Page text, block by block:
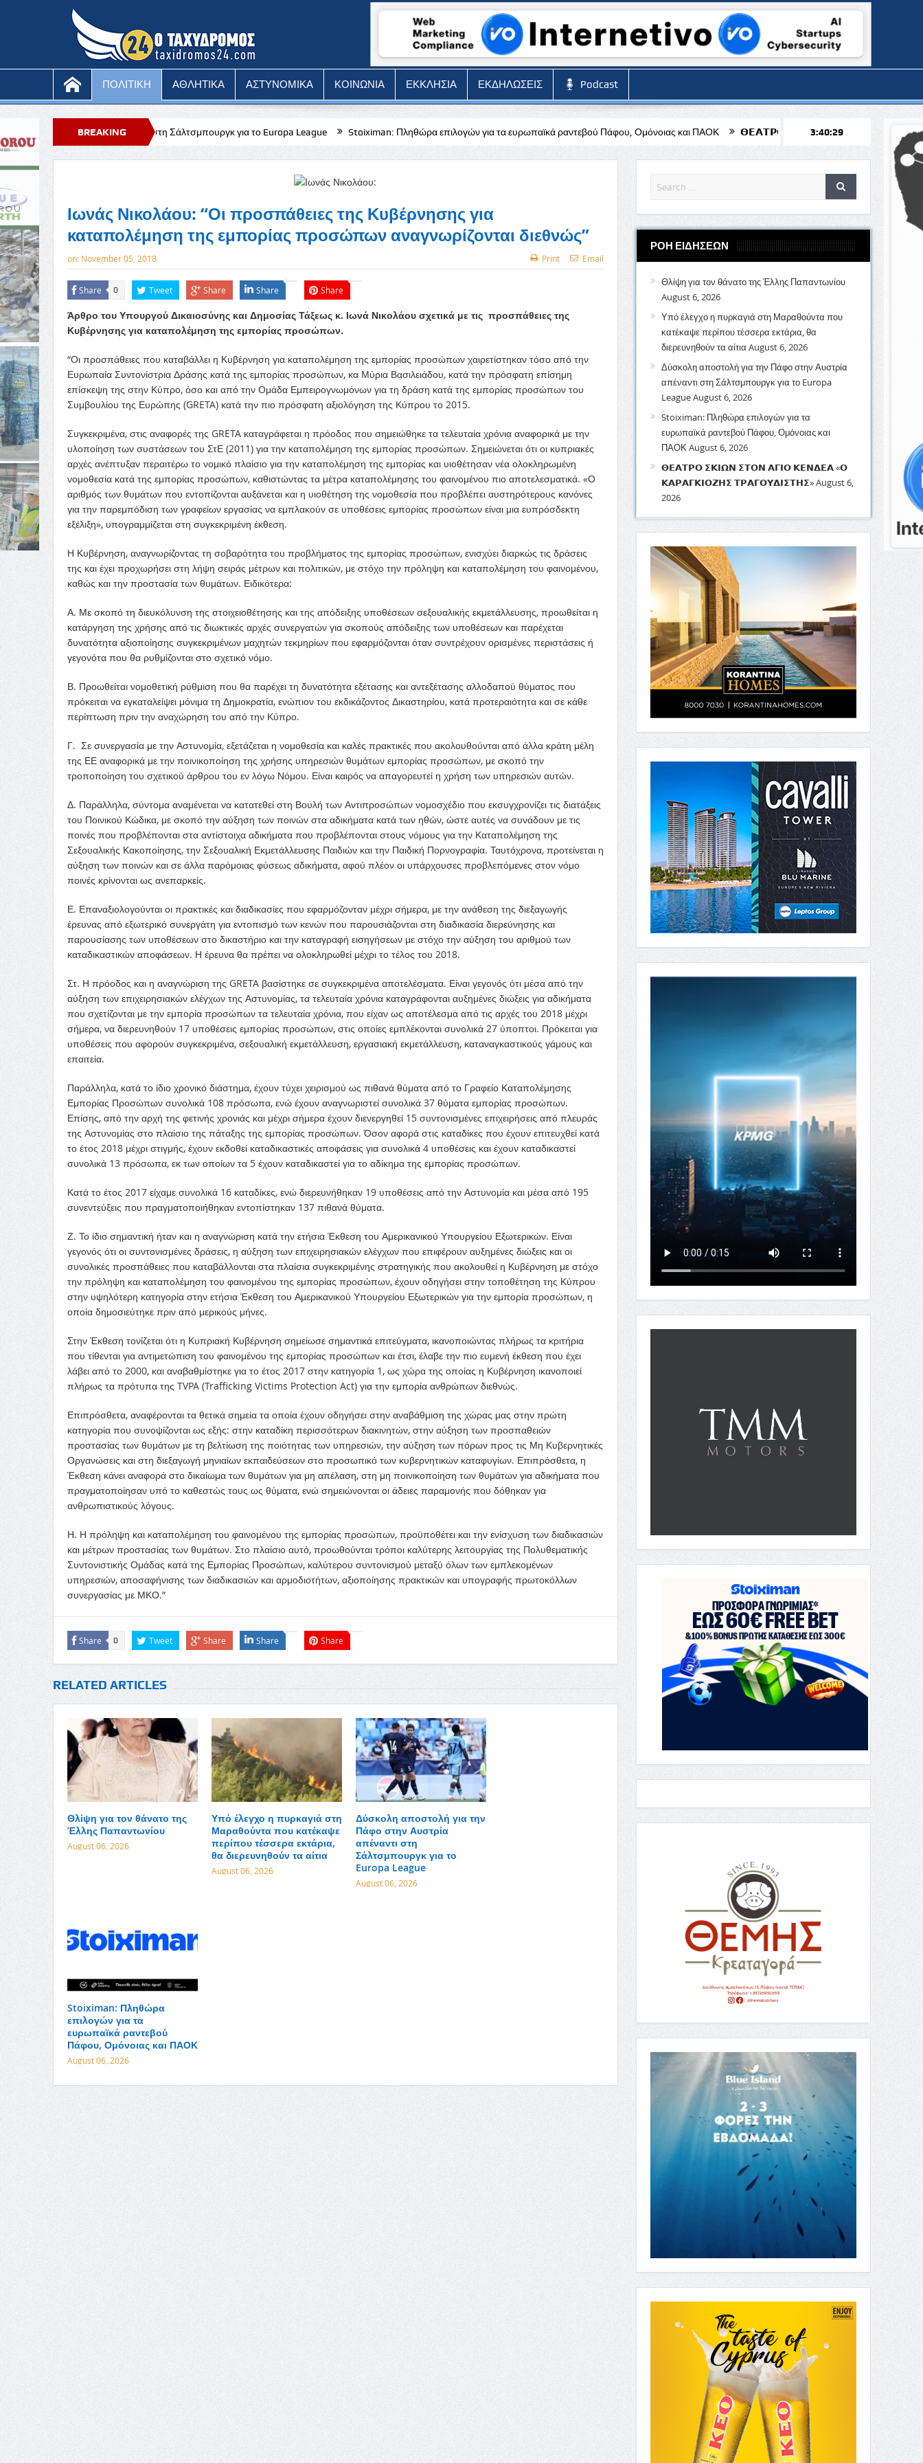
ΠΟΛΙΤΙΚΗ ΑΘΛΗΤΙΚΑ ΑΣΤΥΝΟΜΙΚΑ ΚΟΙΝΩΝΙΑ ΕΚΚΛΗΣΙΑ ΕΚΔΗΛΩΣΕΙΣ Podcast
BREAKING
NEWS
απέναντι στη Σάλτσμπουργκ για το Europa League Stoiximan: Πληθώρα επιλογών για τα ευρωπαϊκά ραντεβού Πάφου, Ομόνοιας και ΠΑΟΚ 𝝝𝝚𝝖𝝩𝝦𝝤 𝝨𝝟𝝞𝝮𝝢 𝝨𝝩𝝤𝝢 𝝖𝝘𝝞𝝤 𝝟𝝚𝝢𝝙𝝚𝝖 «𝝤
3:40:30
Ιωνάς Νικολάου: “Οι προσπάθειες της Κυβέρνησης για
καταπολέμηση της εμπορίας προσώπων αναγνωρίζονται διεθνώς”
on: November 05, 2018 Print Email
Share 0 Tweet Share Share Share
Άρθρο του Υπουργού Δικαιοσύνης και Δημοσίας Τάξεως κ. Ιωνά Νικολάου σχετικά με τις προσπάθειες της
Κυβέρνησης για καταπολέμηση της εμπορίας προσώπων.
“Οι προσπάθειες που καταβάλλει η Κυβέρνηση για καταπολέμηση της εμπορίας προσώπων χαιρετίστηκαν τόσο από την
Ευρωπαία Συντονίστρια Δράσης κατά της εμπορίας προσώπων, κα Μύρια Βασιλειάδου, κατά την πρόσφατη επίσημη
επίσκεψη της στην Κύπρο, όσο και από την Ομάδα Εμπειρογνωμόνων για τη δράση κατά της εμπορίας προσώπων του
Συμβουλίου της Ευρώπης (GRETA) κατά την πιο πρόσφατη αξιολόγηση της Κύπρου το 2015.
Συγκεκριμένα, στις αναφορές της GRETA καταγράφεται η πρόοδος που σημειώθηκε τα τελευταία χρόνια αναφορικά με την
υλοποίηση των συστάσεων του ΣτΕ (2011) για την καταπολέμηση της εμπορίας προσώπων. Σημειώνεται ότι οι κυπριακές
αρχές ανέπτυξαν περαιτέρω το νομικό πλαίσιο για την καταπολέμηση της εμπορίας και υιοθέτησαν νέα ολοκληρωμένη
νομοθεσία κατά της εμπορίας προσώπων, καθιστώντας τα μέτρα καταπολέμησης του φαινομένου πιο αποτελεσματικά. «Ο
αριθμός των θυμάτων που εντοπίζονται αυξάνεται και η υιοθέτηση της νομοθεσία που προβλέπει αυστηρότερους κανόνες
για την παρεμπόδιση των γραφείων εργασίας να εμπλακούν σε υποθέσεις εμπορίας προσώπων είναι μια ευπρόσδεκτη
εξέλιξη», υπογραμμίζεται στη συγκεκριμένη έκθεση.
Η Κυβέρνηση, αναγνωρίζοντας τη σοβαρότητα του προβλήματος της εμπορίας προσώπων, ενισχύει διαρκώς τις δράσεις
της και έχει προχωρήσει στη λήψη σειράς μέτρων και πολιτικών, με στόχο την πρόληψη και καταπολέμηση του φαινομένου,
καθώς και την προστασία των θυμάτων. Ειδικότερα:
Α. Με σκοπό τη διευκόλυνση της στοιχειοθέτησης και της απόδειξης υποθέσεων σεξουαλικής εκμετάλλευσης, προωθείται η
κατάργηση της χρήσης από τις διωκτικές αρχές συνεργατών για σκοπούς απόδειξης των υποθέσεων και παρέχεται
δυνατότητα αξιοποίησης συγκεκριμένων μαχητών τεκμηρίων που εφαρμόζονται όταν συντρέχουν ορισμένες περιστάσεις ή
γεγονότα που θα ρυθμίζονται στο σχετικό νόμο.
Β. Προωθείται νομοθετική ρύθμιση που θα παρέχει τη δυνατότητα εξέτασης και αντεξέτασης αλλοδαπού θύματος που
πρόκειται να εγκαταλείψει μόνιμα τη Δημοκρατία, ενώπιον του εκδικάζοντος Δικαστηρίου, κατά προτεραιότητα και σε κάθε
περίπτωση πριν την αναχώρηση του από την Κύπρο.
Γ. Σε συνεργασία με την Αστυνομία, εξετάζεται η νομοθεσία και καλές πρακτικές που ακολουθούνται από άλλα κράτη μέλη
της ΕΕ αναφορικά με την ποινικοποίηση της χρήσης υπηρεσιών θυμάτων εμπορίας προσώπων, με σκοπό την
τροποποίηση του σχετικού άρθρου του εν λόγω Νόμου. Είναι καιρός να απαγορευτεί η χρήση των υπηρεσιών αυτών.
Δ. Παράλληλα, σύντομα αναμένεται να κατατεθεί στη Βουλή των Αντιπροσώπων νομοσχέδιο που εκσυγχρονίζει τις διατάξεις
του Ποινικού Κώδικα, με σκοπό την αύξηση των ποινών στα αδικήματα κατά των ηθών, ώστε αυτές να συνάδουν με τις
ποινές που προβλέπονται στα αντίστοιχα αδικήματα που προβλέπονται στους νόμους για την Καταπολέμηση της
Σεξουαλικής Κακοποίησης, την Σεξουαλική Εκμετάλλευσης Παιδιών και την Παιδική Πορνογραφία. Ταυτόχρονα, προτείνεται η
αύξηση των ποινών και σε άλλα παρόμοιας φύσεως αδικήματα, αφού πλέον οι υπάρχουσες προβλεπόμενες στον νόμο
ποινές κρίνονται ως ανεπαρκείς.
Ε. Επαναξιολογούνται οι πρακτικές και διαδικασίες που εφαρμόζονταν μέχρι σήμερα, με την ανάθεση της διεξαγωγής
έρευνας από εξωτερικό συνεργάτη για εντοπισμό των κενών που παρουσιάζονται στη διαδικασία διερεύνησης και
παρουσίασης των υποθέσεων στο δικαστήριο και την καταγραφή εισηγήσεων με στόχο την αύξηση του αριθμού των
καταδικαστικών αποφάσεων. Η έρευνα θα πρέπει να ολοκληρωθεί μέχρι το τέλος του 2018.
Στ. Η πρόοδος και η αναγνώριση της GRETA βασίστηκε σε συγκεκριμένα αποτελέσματα. Είναι γεγονός ότι μέσα από την
αύξηση των επιχειρησιακών ελέγχων της Αστυνομίας, τα τελευταία χρόνια καταγράφονται αυξημένες διώξεις για αδικήματα
που σχετίζονται με την εμπορία προσώπων τα τελευταία χρόνια, που είχαν ως αποτέλεσμα από τις αρχές του 2018 μέχρι
σήμερα, να διερευνηθούν 17 υποθέσεις εμπορίας προσώπων, στις οποίες εμπλέκονται συνολικά 27 ύποπτοι. Πρόκειται για
υποθέσεις που αφορούν συγκεκριμένα, σεξουαλική εκμετάλλευση, εργασιακή εκμετάλλευση, καταναγκαστικούς γάμους και
επαιτεία.
Παράλληλα, κατά το ίδιο χρονικό διάστημα, έχουν τύχει χειρισμού ως πιθανά θύματα από το Γραφείο Καταπολέμησης
Εμπορίας Προσώπων συνολικά 108 πρόσωπα, ενώ έχουν αναγνωριστεί συνολικά 37 θύματα εμπορίας προσώπων.
Επίσης, από την αρχή της φετινής χρονιάς και μέχρι σήμερα έχουν διενεργηθεί 15 συντονισμένες επιχειρήσεις από πλευράς
της Αστυνομίας στο πλαίσιο της πάταξης της εμπορίας προσώπων. Όσον αφορά στις καταδίκες που έχουν επιτευχθεί κατά
το έτος 2018 μέχρι στιγμής, έχουν εκδοθεί καταδικαστικές αποφάσεις για συνολικά 4 υποθέσεις και έχουν καταδικαστεί
συνολικά 13 πρόσωπα, εκ των οποίων τα 5 έχουν καταδικαστεί για το αδίκημα της εμπορίας προσώπων.
Κατά το έτος 2017 είχαμε συνολικά 16 καταδίκες, ενώ διερευνήθηκαν 19 υποθέσεις από την Αστυνομία και μέσα από 195
συνεντεύξεις που πραγματοποιήθηκαν εντοπίστηκαν 137 πιθανά θύματα.
Ζ. Το ίδιο σημαντική ήταν και η αναγνώριση κατά την ετήσια Έκθεση του Αμερικανικού Υπουργείου Εξωτερικών. Είναι
γεγονός ότι οι συντονισμένες δράσεις, η αύξηση των επιχειρησιακών ελέγχων που επιφέρουν αυξημένες διώξεις και οι
συνολικές προσπάθειες που καταβάλλονται στα πλαίσια συγκεκριμένης στρατηγικής που ακολουθεί η Κυβέρνηση με στόχο
την πρόληψη και καταπολέμηση του φαινομένου της εμπορίας προσώπων, έχουν οδηγήσει στην τοποθέτηση της Κύπρου
στην υψηλότερη κατηγορία στην ετήσια Έκθεση του Αμερικανικού Υπουργείου Εξωτερικών για την εμπορία προσώπων, η
οποία δημοσιεύτηκε πριν από μερικούς μήνες.
Στην Έκθεση τονίζεται ότι η Κυπριακή Κυβέρνηση σημείωσε σημαντικά επιτεύγματα, ικανοποιώντας πλήρως τα κριτήρια
που τίθενται για αντιμετώπιση του φαινομένου της εμπορίας προσώπων και έτσι, έλαβε την πιο ευμενή έκθεση που έχει
λάβει από το 2000, και αναβαθμίστηκε για το έτος 2017 στην κατηγορία 1, ως χώρα της οποίας η Κυβέρνηση ικανοποιεί
πλήρως τα πρότυπα της TVPA (Trafficking Victims Protection Act) για την εμπορία ανθρώπων διεθνώς.
Επιπρόσθετα, αναφέρονται τα θετικά σημεία τα οποία έχουν οδηγήσει στην αναβάθμιση της χώρας μας στην πρώτη
κατηγορία που συνοψίζονται ως εξής: στην καταδίκη περισσότερων διακινητών, στην αύξηση των προσπαθειών
προστασίας των θυμάτων με τη βελτίωση της ποιότητας των υπηρεσιών, την αύξηση των πόρων προς τις Μη Κυβερνητικές
Οργανώσεις και στη διεξαγωγή μηνιαίων εκπαιδεύσεων στο προσωπικό των κυβερνητικών καταφυγίων. Επιπρόσθετα, η
Έκθεση κάνει αναφορά στο δικαίωμα των θυμάτων για μη απέλαση, στη μη ποινικοποίηση των θυμάτων για αδικήματα που
πραγματοποίησαν υπό το καθεστώς τους ως θύματα, ενώ σημειώνονται οι άδειες παραμονής που δόθηκαν για
ανθρωπιστικούς λόγους.
Η. Η πρόληψη και καταπολέμηση του φαινομένου της εμπορίας προσώπων, προϋποθέτει και την ενίσχυση των διαδικασιών
και μέτρων προστασίας των θυμάτων. Στο πλαίσιο αυτό, προωθούνται τρόποι καλύτερης λειτουργίας της Πολυθεματικής
Συντονιστικής Ομάδας κατά της Εμπορίας Προσώπων, καλύτερου συντονισμού μεταξύ όλων των εμπλεκομένων
υπηρεσιών, αποσαφήνισης των διαδικασιών και αρμοδιοτήτων, αξιοποίησης πρακτικών και υπογραφής πρωτοκόλλων
συνεργασίας με ΜΚΟ.”
Share 0 Tweet Share Share Share
RELATED ARTICLES
Θλίψη για τον θάνατο της
Έλλης Παπαντωνίου
August 06, 2026
Υπό έλεγχο η πυρκαγιά στη
Μαραθούντα που κατέκαψε
περίπου τέσσερα εκτάρια,
θα διερευνηθούν τα αίτια
August 06, 2026
Δύσκολη αποστολή για την
Πάφο στην Αυστρία
απέναντι στη
Σάλτσμπουργκ για το
Europa League
August 06, 2026
Stoiximan: Πληθώρα
επιλογών για τα
ευρωπαϊκά ραντεβού
Πάφου, Ομόνοιας και ΠΑΟΚ
August 06, 2026
ΡΟΗ ΕΙΔΗΣΕΩΝ
Θλίψη για τον θάνατο της Έλλης Παπαντωνίου
August 6, 2026
Υπό έλεγχο η πυρκαγιά στη Μαραθούντα που
κατέκαψε περίπου τέσσερα εκτάρια, θα
διερευνηθούν τα αίτια August 6, 2026
Δύσκολη αποστολή για την Πάφο στην Αυστρία
απέναντι στη Σάλτσμπουργκ για το Europa
LeagueAugust 6, 2026
Stoiximan: Πληθώρα επιλογών για τα
ευρωπαϊκά ραντεβού Πάφου, Ομόνοιας και
ΠΑΟΚAugust 6, 2026
𝝝𝝚𝝖𝝩𝝦𝝤 𝝨𝝟𝝞𝝮𝝢 𝝨𝝩𝝤𝝢 𝝖𝝘𝝞𝝤 𝝟𝝚𝝢𝝙𝝚𝝖 «𝝤
𝝟𝝖𝝦𝝖𝝘𝝟𝝞𝝤𝝛𝝜𝝨 𝝩𝝦𝝖𝝘𝝤𝝪𝝙𝝞𝝨𝝩𝝜𝝨»August 6,
2026